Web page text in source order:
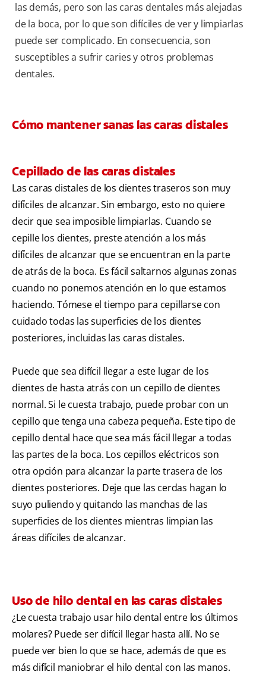
las demás, pero son las caras dentales más alejadas
de la boca, por lo que son difíciles de ver y limpiarlas
puede ser complicado. En consecuencia, son
susceptibles a sufrir caries y otros problemas
dentales.
Cómo mantener sanas las caras distales
Cepillado de las caras distales
Las caras distales de los dientes traseros son muy
difíciles de alcanzar. Sin embargo, esto no quiere
decir que sea imposible limpiarlas. Cuando se
cepille los dientes, preste atención a los más
difíciles de alcanzar que se encuentran en la parte
de atrás de la boca. Es fácil saltarnos algunas zonas
cuando no ponemos atención en lo que estamos
haciendo. Tómese el tiempo para cepillarse con
cuidado todas las superficies de los dientes
posteriores, incluidas las caras distales.
Puede que sea difícil llegar a este lugar de los
dientes de hasta atrás con un cepillo de dientes
normal. Si le cuesta trabajo, puede probar con un
cepillo que tenga una cabeza pequeña. Este tipo de
cepillo dental hace que sea más fácil llegar a todas
las partes de la boca. Los cepillos eléctricos son
otra opción para alcanzar la parte trasera de los
dientes posteriores. Deje que las cerdas hagan lo
suyo puliendo y quitando las manchas de las
superficies de los dientes mientras limpian las
áreas difíciles de alcanzar.
Uso de hilo dental en las caras distales
¿Le cuesta trabajo usar hilo dental entre los últimos
molares? Puede ser difícil llegar hasta allí. No se
puede ver bien lo que se hace, además de que es
más difícil maniobrar el hilo dental con las manos.